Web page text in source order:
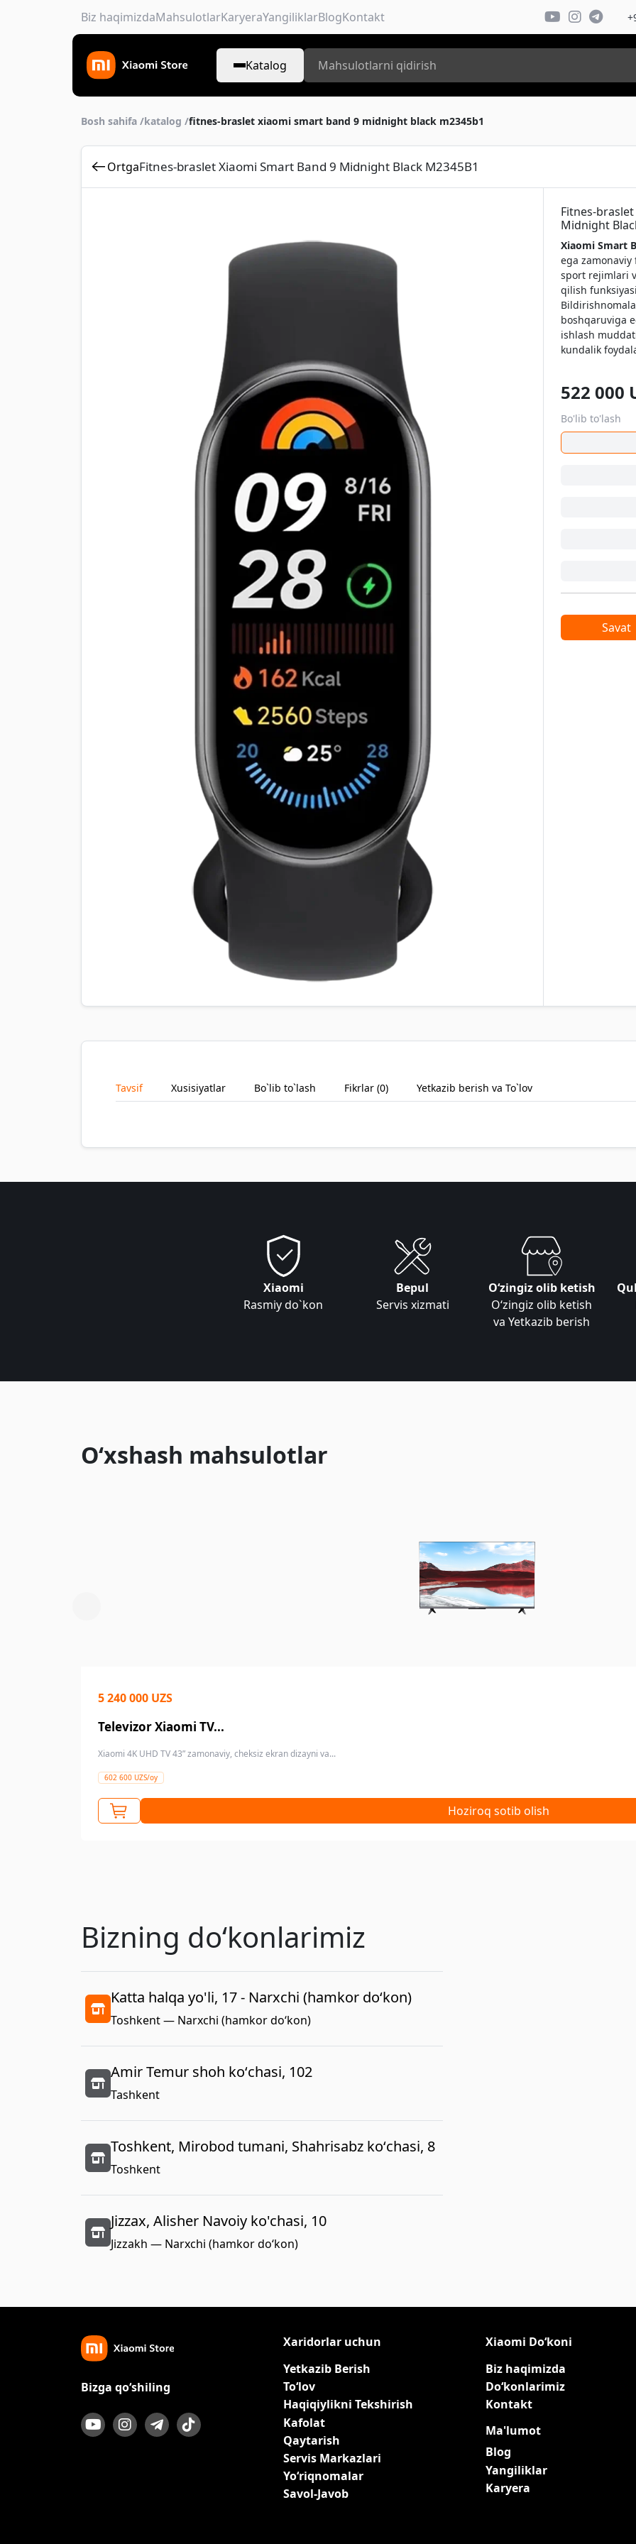
Biz haqimizdaMahsulotlarKaryeraYangiliklarBlogKontakt
Katalog
Bosh sahifa /katalog /fitnes-braslet xiaomi smart band 9 midnight black m2345b1
OrtgaFitnes-braslet Xiaomi Smart Band 9 Midnight Black M2345B1
Fitnes-
Midnight
Xiaomi Smart
ega zamonaviy
sport rejimlari
qilish
boshqaruviga
ishlash
kundalik
522 000
Bo'lib to'lash
Savat
Tavsif Xusisiyatlar Bo`lib to`lash Fikrlar (0) Yetkazib berish va To`lov
Xiaomi
Rasmiy do`kon
Bepul
Servis xizmati
Oʻzingiz olib ketish
Oʻzingiz olib ketish
va Yetkazib berish
O‘xshash mahsulotlar
5 240 000 UZS
Televizor Xiaomi TV...
Xiaomi 4K UHD TV 43” zamonaviy, cheksiz ekran dizayni va...
602 600 UZS/oy
Hoziroq sotib olish
Bizning doʻkonlarimiz
Katta halqa yo'li, 17 - Narxchi (hamkor do‘kon)
Toshkent — Narxchi (hamkor do‘kon)
Amir Temur shoh koʻchasi, 102
Tashkent
Toshkent, Mirobod tumani, Shahrisabz koʻchasi, 8
Toshkent
Jizzax, Alisher Navoiy ko'chasi, 10
Jizzakh — Narxchi (hamkor do‘kon)
Bizga qo‘shiling
Xaridorlar uchun
Yetkazib Berish
To‘lov
Haqiqiylikni Tekshirish
Kafolat
Qaytarish
Servis Markazlari
Yo‘riqnomalar
Savol-Javob
Xiaomi Do‘koni
Biz haqimizda
Do‘konlarimiz
Kontakt
Ma'lumot
Blog
Yangiliklar
Karyera